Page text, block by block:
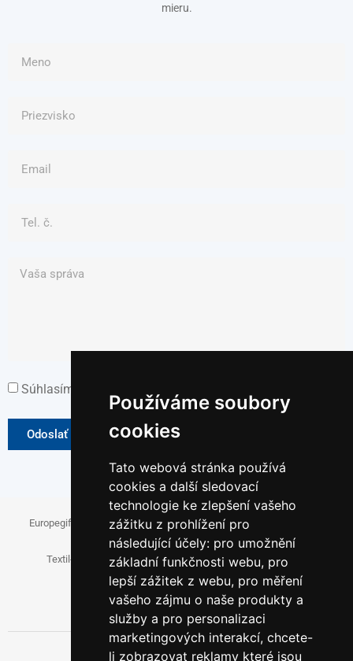
Používáme soubory
cookies
Tato webová stránka používá
cookies a další sledovací
technologie ke zlepšení vašeho
zážitku z prohlížení pro
následující účely: pro umožnění
základní funkčnosti webu, pro
lepší zážitek z webu, pro měření
vašeho zájmu o naše produkty a
služby a pro personalizaci
marketingových interakcí, chcete-
li zobrazovat reklamy které jsou
Súhlasím so Zásadami spracovania osobných údajov.
Odoslať správu
mieru.
Europegift.eu Fanspromo.eu Firemni-reklama.cz
Textil-pro-firmy.cz Reklamni-cukrovinky.cz
Papirove-dary.cz